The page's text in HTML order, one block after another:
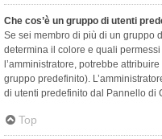
Che cos’è un gruppo di utenti
Se sei membro di più di un gruppo
determina il colore e quali
l’amministratore, potrebbe
gruppo predefinito).
di utenti predefinito dal Pannello di
Top